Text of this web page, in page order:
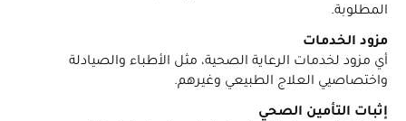
المطلوبة.
مزود الخدمات
أي مزود لخدمات الرعاية الصحية، مثل الأطباء والصيادلة
واختصاصيي العلاج الطبيعي وغيرهم.
إثبات التأمين الصحي